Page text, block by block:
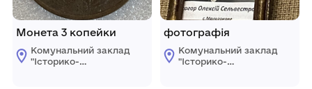
Монета 3 копейки
Комунальний заклад
"Історико-
фотографія
Комунальний заклад
"Історико-